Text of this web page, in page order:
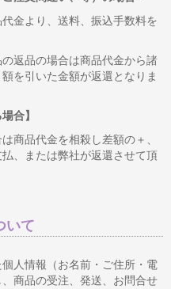
金より、送料、振込手数料を
ます。
返品の場合は商品代金から諸
を引いた金額が返還となりま
合】
商品代金を相殺し差額の＋、
、または弊社が返還させて頂
いて
人情報（お名前・ご住所・電
商品の受注、発送、お問合せ